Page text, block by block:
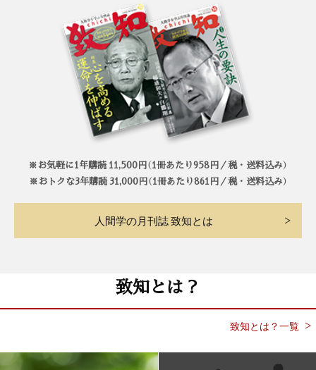
※お気軽に1年購読 11,500円（1冊あたり958円／税・送料込み）
※おトクな3年購読 31,000円（1冊あたり861円／税・送料込み）
人間学の月刊誌 致知とは
致知とは？
致知とは？一覧